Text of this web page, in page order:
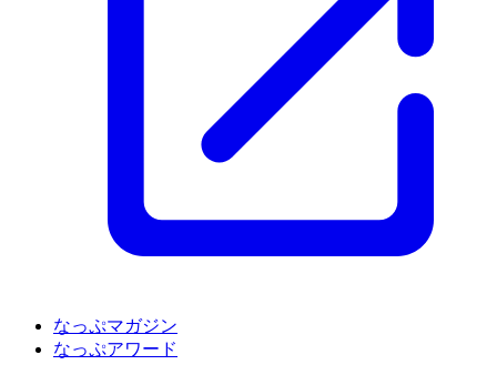
なっぷマガジン
なっぷアワード